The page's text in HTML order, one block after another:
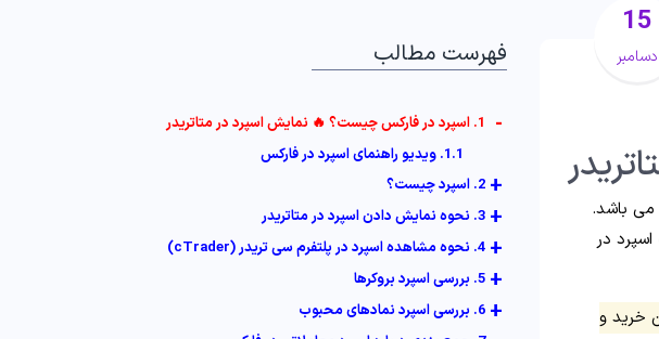
15
دسامبر
می باشد.
در
خرید و
فهرست مطالب
1. اسپرد در فارکس چیست؟ 🔥 نمایش اسپرد در متاتریدر -
1.1. ویدیو راهنمای اسپرد در فارکس
2. اسپرد چیست؟ +
3. نحوه نمایش دادن اسپرد در متاتریدر +
4. نحوه مشاهده اسپرد در پلتفرم سی تریدر (cTrader) +
5. بررسی اسپرد بروکرها +
6. بررسی اسپرد نمادهای محبوب +